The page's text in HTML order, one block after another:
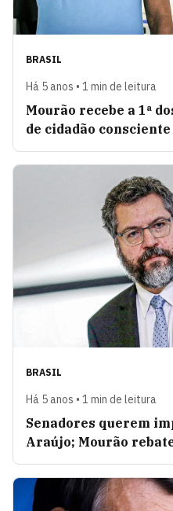
BRASIL
Há 5 anos • 1 min de leitura
Mourão recebe a 1ª
de cidadão consciente
BRASIL
Há 5 anos • 1 min de leitura
Senadores querem
Araújo; Mourão